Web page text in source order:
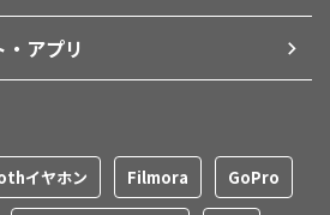
アプリ
イヤホン Filmora GoPro